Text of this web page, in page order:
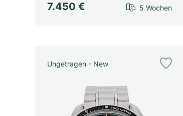
7.450 € 5 Wochen
Ungetragen - New